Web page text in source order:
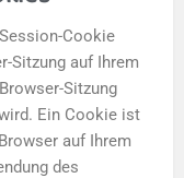
Cookie
Sitzung auf Ihrem
Sitzung
Ein Cookie ist
auf Ihrem
des